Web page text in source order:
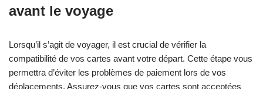
avant le voyage
Lorsqu’il s’agit de voyager, il est crucial de vérifier la
compatibilité de vos cartes avant votre départ. Cette étape vous
permettra d’éviter les problèmes de paiement lors de vos
déplacements. Assurez-vous que vos cartes sont acceptées